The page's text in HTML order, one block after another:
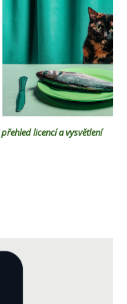
přehled licencí a vysvětlení